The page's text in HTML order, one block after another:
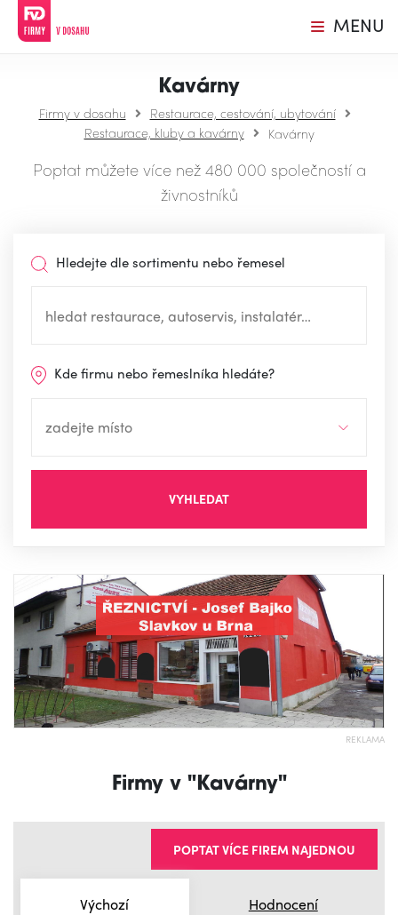
MENU
Kavárny
Firmy v dosahu
Restaurace, cestování, ubytování
Restaurace, kluby a kavárny
Kavárny
Poptat můžete více než 480 000 společností a
živnostníků
Hledejte dle sortimentu nebo řemesel
Kde firmu nebo řemeslníka hledáte?
VYHLEDAT
REKLAMA
Firmy v "Kavárny"
Výchozí Hodnocení
POPTAT VÍCE FIREM NAJEDNOU